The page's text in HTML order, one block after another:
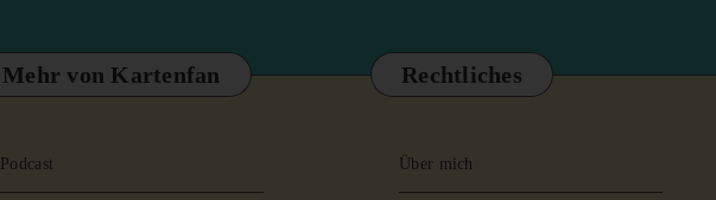
Mehr von Kartenfan
Podcast
Rechtliches
Über mich